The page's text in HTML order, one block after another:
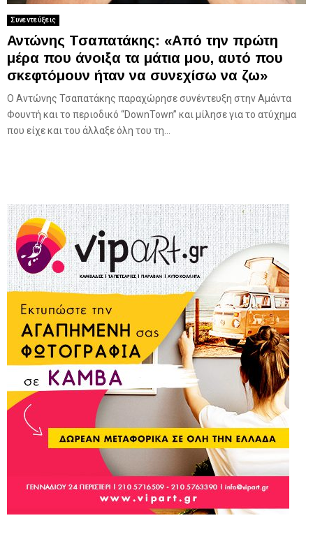
Συνεντεύξεις
Αντώνης Τσαπατάκης: «Από την πρώτη
μέρα που άνοιξα τα μάτια μου, αυτό που
σκεφτόμουν ήταν να συνεχίσω να ζω»
Ο Αντώνης Τσαπατάκης παραχώρησε συνέντευξη στην Αμάντα
Φουντή και το περιοδικό “DownTown” και μίλησε για το ατύχημα
που είχε και του άλλαξε όλη του τη...